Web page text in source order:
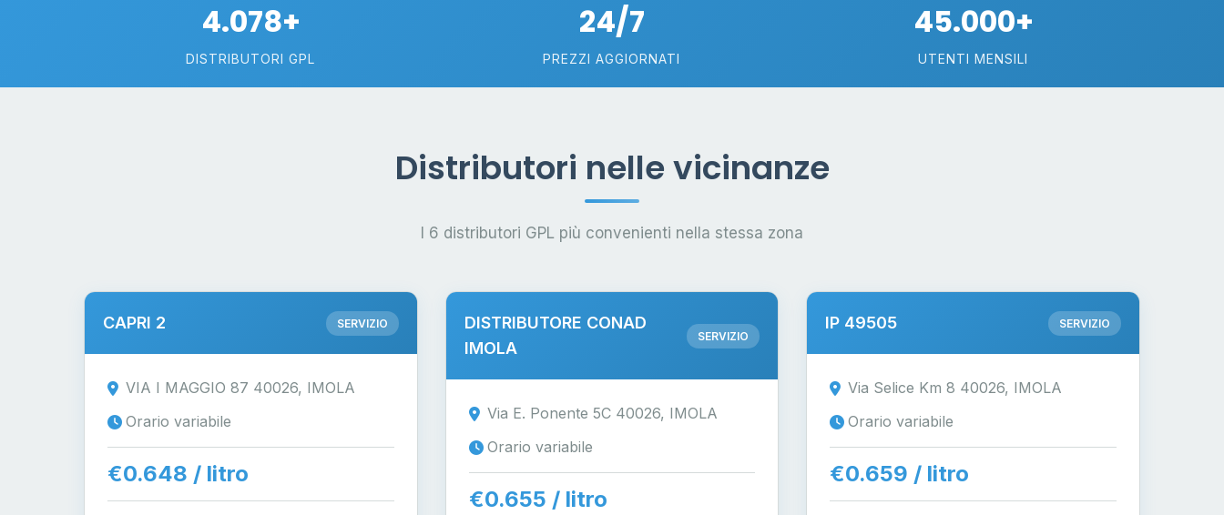
4.078+
DISTRIBUTORI GPL
24/7
PREZZI AGGIORNATI
45.000+
UTENTI MENSILI
Distributori nelle vicinanze
I 6 distributori GPL più convenienti nella stessa zona
CAPRI 2 SERVIZIO
VIA I MAGGIO 87 40026, IMOLA
Orario variabile
€0.648 / litro
DISTRIBUTORE CONAD
IMOLA
SERVIZIO
Via E. Ponente 5C 40026, IMOLA
Orario variabile
€0.655 / litro
IP 49505 SERVIZIO
Via Selice Km 8 40026, IMOLA
Orario variabile
€0.659 / litro